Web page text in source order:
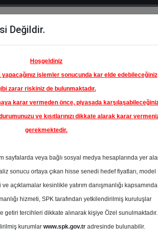
Öne
Çıkanlar
Raporlar
En Yüksek Tahmin
Ortalama Fiyat
Tahmini
Değildir.
Hoşgeldiniz
işlemler sonucunda kar elde edebileceğiniz
zarar riskiniz de bulunmaktadır.
karar vermeden önce, piyasada
ve kısıtlarınızı dikkate alarak karar
gerekmektedir.
sayfalarda veya bağlı sosyal medya hesaplarında yer
sonucu ortaya çıkan hisse senedi hedef fiyatları, model
açıklamalar kesinlikle yatırım danışmanlığı kapsamında
hizmeti, SPK tarafından yetkilendirilmiş kuruluşlar
getiri tercihleri dikkate alınarak kişiye Özel sunulmaktadır.
kurumlar www.spk.gov.tradresinde bulunabilir.